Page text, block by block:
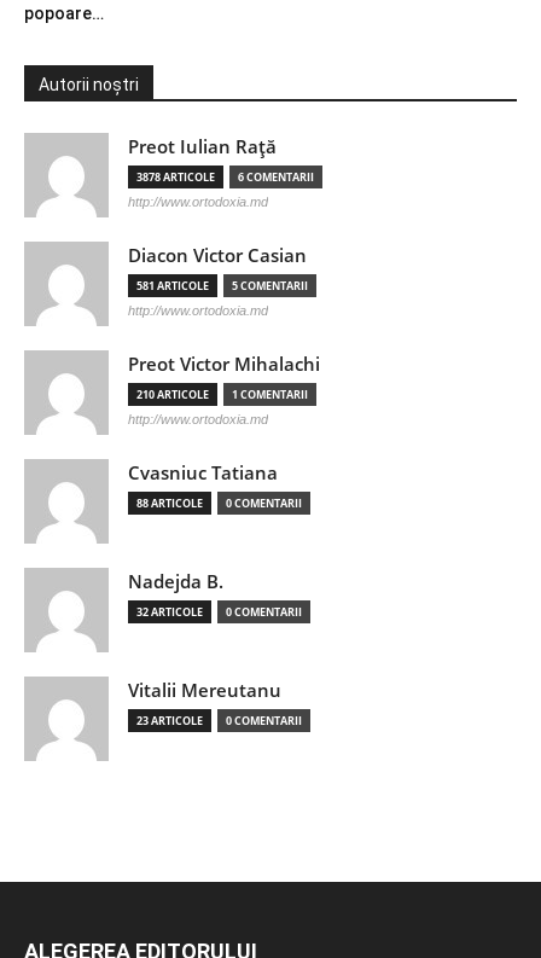
popoare…
Autorii noștri
Preot Iulian Raţă
3878 ARTICOLE 6 COMENTARII
http://www.ortodoxia.md
Diacon Victor Casian
581 ARTICOLE 5 COMENTARII
http://www.ortodoxia.md
Preot Victor Mihalachi
210 ARTICOLE 1 COMENTARII
http://www.ortodoxia.md
Cvasniuc Tatiana
88 ARTICOLE 0 COMENTARII
Nadejda B.
32 ARTICOLE 0 COMENTARII
Vitalii Mereutanu
23 ARTICOLE 0 COMENTARII
ALEGEREA EDITORULUI